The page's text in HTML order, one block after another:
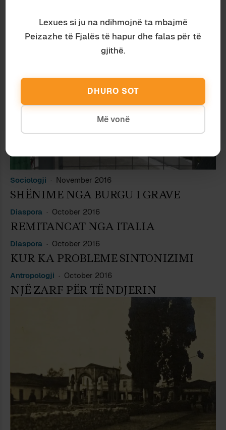
VIA MARGUTTA (I)
Sociologji November 2016
SHËNIME NGA BURGU I GRAVE
Diaspora October 2016
REMITANCAT NGA ITALIA
Diaspora October 2016
KUR KA PROBLEME SINTONIZIMI
Antropologji October 2016
NJË ZARF PËR TË NDJERIN
Lexues si ju na ndihmojnë ta mbajmë
Peizazhe të Fjalës të hapur dhe falas për të
gjithë.
DHURO SOT
Më vonë